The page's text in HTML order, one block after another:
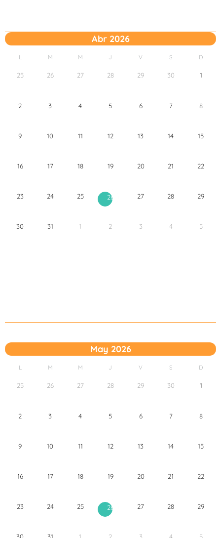
Abr 2026
L M M J V S D
25 26 27 28 29 30 1
2 3 4 5 6 7 8
9 10 11 12 13 14 15
16 17 18 19 20 21 22
23 24 25 26 27 28 29
30 31 1 2 3 4 5
May 2026
L M M J V S D
25 26 27 28 29 30 1
2 3 4 5 6 7 8
9 10 11 12 13 14 15
16 17 18 19 20 21 22
23 24 25 26 27 28 29